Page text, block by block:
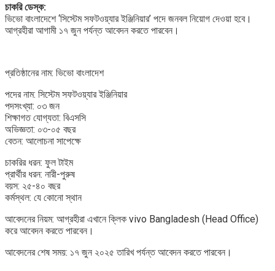
চাকরি ডেস্ক:
ভিভো বাংলাদেশে ‘সিস্টেম সফটওয়্যার ইঞ্জিনিয়ার’ পদে জনবল নিয়োগ দেওয়া হবে।
আগ্রহীরা আগামী ১৭ জুন পর্যন্ত আবেদন করতে পারবেন।
প্রতিষ্ঠানের নাম: ভিভো বাংলাদেশ
পদের নাম: সিস্টেম সফটওয়্যার ইঞ্জিনিয়ার
পদসংখ্যা: ০৩ জন
শিক্ষাগত যোগ্যতা: বিএসসি
অভিজ্ঞতা: ০৩-০৫ বছর
বেতন: আলোচনা সাপেক্ষে
চাকরির ধরন: ফুল টাইম
প্রার্থীর ধরন: নারী-পুরুষ
বয়স: ২৫-৪০ বছর
কর্মস্থল: যে কোনো স্থান
আবেদনের নিয়ম: আগ্রহীরা এখানে ক্লিক vivo Bangladesh (Head Office)
করে আবেদন করতে পারবেন।
আবেদনের শেষ সময়: ১৭ জুন ২০২৫ তারিখ পর্যন্ত আবেদন করতে পারবেন।